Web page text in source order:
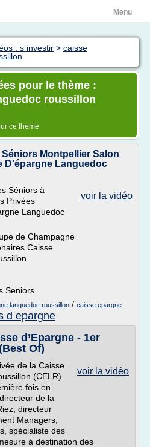
Menu
: s investir > caisse
pour le thème :
roussillon
ce thème
Montpellier Salon
D'épargne Languedoc
voir la vidéo
Séniors à
Privées
Languedoc
de Champagne
Caisse
Seniors
languedoc roussillon / caisse epargne
d epargne
d’Epargne - 1er
Of)
voir la vidéo
de la Caisse
(CELR)
fois en
de la
directeur
Managers,
spécialiste des
à destination des